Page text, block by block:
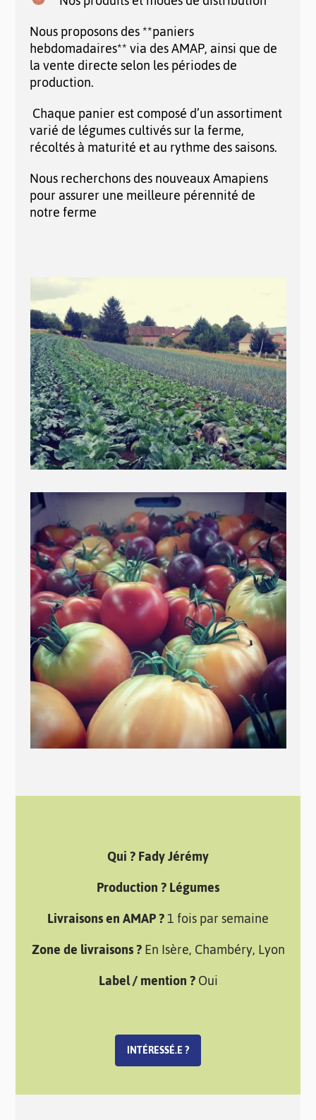
Nous proposons des **paniers
hebdomadaires** via des AMAP, ainsi que de
la vente directe selon les périodes de
production.
Chaque panier est composé d’un assortiment
varié de légumes cultivés sur la ferme,
récoltés à maturité et au rythme des saisons.
Nous recherchons des nouveaux Amapiens
pour assurer une meilleure pérennité de
notre ferme
Qui ? Fady Jérémy
Production ? Légumes
Livraisons en AMAP ?1 fois par semaine
Zone de livraisons ?En Isère, Chambéry, Lyon
Label / mention ?Oui
INTÉRESSÉ.E ?